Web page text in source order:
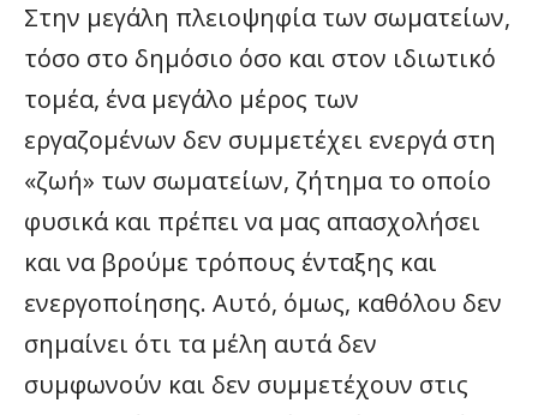
Στην μεγάλη πλειοψηφία των σωματείων,
τόσο στο δημόσιο όσο και στον ιδιωτικό
τομέα, ένα μεγάλο μέρος των
εργαζομένων δεν συμμετέχει ενεργά στη
«ζωή» των σωματείων, ζήτημα το οποίο
φυσικά και πρέπει να μας απασχολήσει
και να βρούμε τρόπους ένταξης και
ενεργοποίησης. Αυτό, όμως, καθόλου δεν
σημαίνει ότι τα μέλη αυτά δεν
συμφωνούν και δεν συμμετέχουν στις